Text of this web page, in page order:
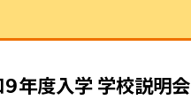
年度入学 学校説明会